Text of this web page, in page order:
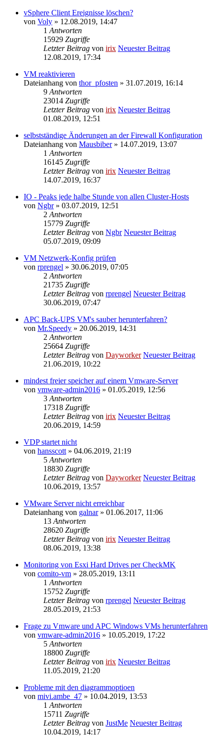
vSphere Client Ereignisse löschen?
von Voly » 12.08.2019, 14:47
1 Antworten
15929 Zugriffe
Letzter Beitrag von irix Neuester Beitrag
12.08.2019, 17:34
VM reaktivieren
Dateianhang von thor_pfosten » 31.07.2019, 16:14
9 Antworten
23014 Zugriffe
Letzter Beitrag von irix Neuester Beitrag
01.08.2019, 12:51
selbstständige Änderungen an der Firewall Konfiguration
Dateianhang von Mausbiber» 14.07.2019, 13:07
1 Antworten
16145 Zugriffe
Letzter Beitrag von irix Neuester Beitrag
14.07.2019, 16:37
IO - Peaks jede halbe Stunde von allen Cluster-Hosts
von Ngbr» 03.07.2019, 12:51
2 Antworten
15779 Zugriffe
Letzter Beitrag von Ngbr Neuester Beitrag
05.07.2019, 09:09
VM Netzwerk-Konfig prüfen
von rprengel » 30.06.2019, 07:05
2 Antworten
21735 Zugriffe
Letzter Beitrag von rprengel Neuester Beitrag
30.06.2019, 07:47
APC Back-UPS VM's sauber herunterfahren?
von Mr.Speedy » 20.06.2019, 14:31
2 Antworten
25664 Zugriffe
Letzter Beitrag von Dayworker Neuester Beitrag
21.06.2019, 10:22
mindest freier speicher auf einem Vmware-Server
von vmware-admin2016 » 01.05.2019, 12:56
3 Antworten
17318 Zugriffe
Letzter Beitrag von irix Neuester Beitrag
20.06.2019, 14:59
VDP startet nicht
von hansscott » 04.06.2019, 21:19
5 Antworten
18830 Zugriffe
Letzter Beitrag von Dayworker Neuester Beitrag
10.06.2019, 13:57
VMware Server nicht erreichbar
Dateianhang von galnar» 01.06.2017, 11:06
13 Antworten
28620 Zugriffe
Letzter Beitrag von irix Neuester Beitrag
08.06.2019, 13:38
Monitoring von Esxi Hard Drives per CheckMK
von comito-vm » 28.05.2019, 13:11
1 Antworten
15752 Zugriffe
Letzter Beitrag von rprengel Neuester Beitrag
28.05.2019, 21:53
Frage zu Vmware und APC Windows VMs herunterfahren
von vmware-admin2016 » 10.05.2019, 17:22
5 Antworten
18800 Zugriffe
Letzter Beitrag von irix Neuester Beitrag
11.05.2019, 21:20
Probleme mit den diagrammoptioen
von mivi.ambe_47 » 10.04.2019, 13:53
1 Antworten
15711 Zugriffe
Letzter Beitrag von JustMe Neuester Beitrag
10.04.2019, 14:17